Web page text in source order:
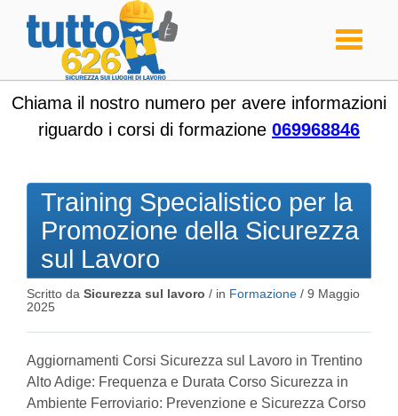
Toggle
Chiama il nostro numero per avere informazioni
riguardo i corsi di formazione 069968846
Training Specialistico per la
Promozione della Sicurezza
sul Lavoro
Scritto da Sicurezza sul lavoro / in Formazione / 9 Maggio
2025
Aggiornamenti Corsi Sicurezza sul Lavoro in Trentino
Alto Adige: Frequenza e Durata Corso Sicurezza in
Ambiente Ferroviario: Prevenzione e Sicurezza Corso